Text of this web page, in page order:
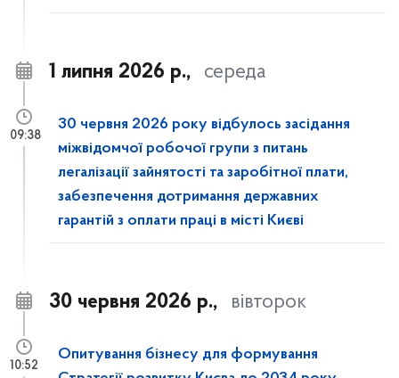
1 липня 2026 р., середа
30 червня 2026 року відбулось засідання
міжвідомчої робочої групи з питань
легалізації зайнятості та заробітної плати,
забезпечення дотримання державних
гарантій з оплати праці в місті Києві
09:38
30 червня 2026 р., вівторок
Опитування бізнесу для формування
10:52